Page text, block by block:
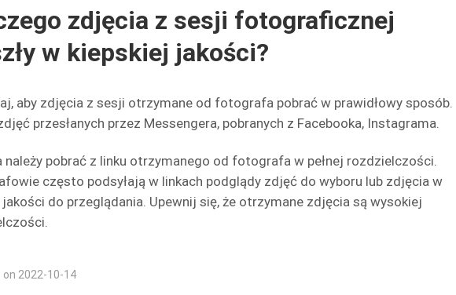
zdjęcia z sesji fotograficznej
w kiepskiej jakości?
aby zdjęcia z sesji otrzymane od fotografa pobrać w prawidłowy sposób.
przesłanych przez Messengera, pobranych z Facebooka, Instagrama.
należy pobrać z linku otrzymanego od fotografa w pełnej rozdzielczości.
często podsyłają w linkach podglądy zdjęć do wyboru lub zdjęcia w
do przeglądania. Upewnij się, że otrzymane zdjęcia są wysokiej
on 2022-10-14